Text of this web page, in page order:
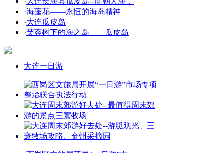
·海蓬花——永恒的海岛精神
·大连瓜皮岛
·芙蓉树下的海之岛——瓜皮岛
大连一日游